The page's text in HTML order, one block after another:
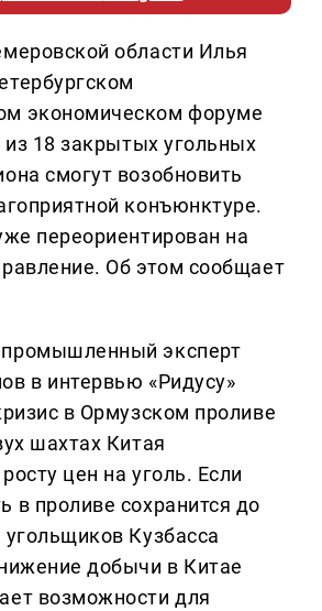
области Илья
экономическом форуме
из 18 закрытых угольных
смогут возобновить
конъюнктуре.
переориентирован на
Об этом сообщает
эксперт
в интервью «Ридусу»
в Ормузском проливе
шахтах Китая
цен на уголь. Если
в проливе сохранится до
Кузбасса
добычи в Китае
возможности для